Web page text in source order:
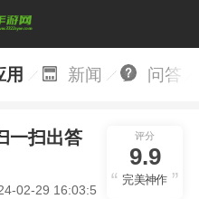
用 新闻 问答
一扫出答
02-29 16:03:52
评分
9.9
完美神作